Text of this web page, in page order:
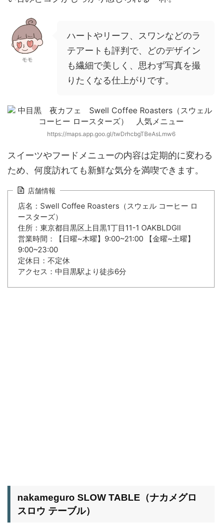
モモ
ハートやリーフ、スワンなどのラ
テアートも評判で、どのデザイン
も繊細で美しく、思わず写真を撮
りたくなる仕上がりです。
https://maps.app.goo.gl/twDrhcbgTBeAsLmw6
スイーツやフードメニューの内容は定期的に変わる
ため、何度訪れても新鮮な気分を満喫できます。
店舗情報
店名：Swell Coffee Roasters（スウェル コーヒー ロ
ースターズ）
住所：東京都目黒区上目黒1丁目11-1 OAKBLDGⅡ
営業時間：【日曜~木曜】9:00~21:00 【金曜~土曜】
9:00~23:00
定休日：不定休
アクセス：中目黒駅より徒歩6分
nakameguro SLOW TABLE（ナカメグロ
スロウ テーブル）